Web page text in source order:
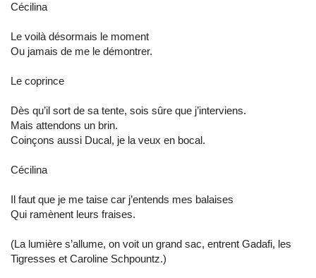
Cécilina
Le voilà désormais le moment
Ou jamais de me le démontrer.
Le coprince
Dès qu’il sort de sa tente, sois sûre que j’interviens.
Mais attendons un brin.
Coinçons aussi Ducal, je la veux en bocal.
Cécilina
Il faut que je me taise car j’entends mes balaises
Qui ramènent leurs fraises.
(La lumière s’allume, on voit un grand sac, entrent Gadafi, les
Tigresses et Caroline Schpountz.)